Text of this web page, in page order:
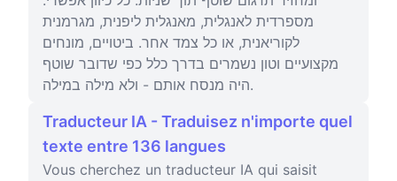
מספרדית לאנגלית, מאנגלית ליפנית, מגרמנית
לקוריאנית, או כל צמד אחר. ביטויים, מונחים
מקצועיים וטון נשמרים בדרך כלל כפי שדובר שוטף
היה מנסח אותם - ולא מילה במילה.
Traducteur IA - Traduisez n'importe quel
texte entre 136 langues
Vous cherchez un traducteur IA qui saisit